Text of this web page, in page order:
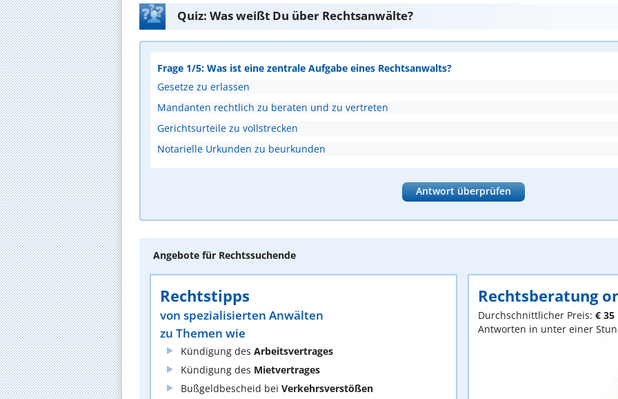
Quiz: Was weißt Du über Rechtsanwälte?
Frage 1/5: Was ist eine zentrale Aufgabe eines Rechtsanwalts?
Gesetze zu erlassen
Mandanten rechtlich zu beraten und zu vertreten
Gerichtsurteile zu vollstrecken
Notarielle Urkunden zu beurkunden
Antwort überprüfen
Angebote für Rechtssuchende
Rechtstipps
von spezialisierten Anwälten
zu Themen wie
Kündigung des Arbeitsvertrages
Kündigung des Mietvertrages
Bußgeldbescheid bei Verkehrsverstößen
Rechtsberatung
Durchschnittlicher Preis: € 35
Antworten in unter einer